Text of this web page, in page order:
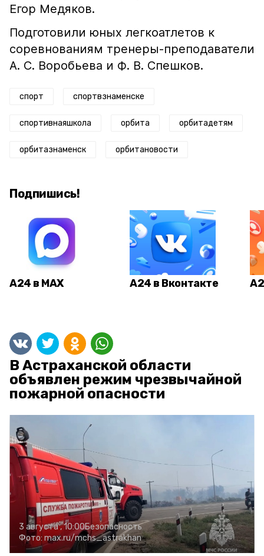
Егор Медяков.
Подготовили юных легкоатлетов к
соревнованиям тренеры-преподаватели
А. С. Воробьева и Ф. В. Спешков.
спорт спортвзнаменске
спортивнаяшкола орбита орбитадетям
орбитазнаменск орбитановости
Подпишись!
А24 в MAX А24 в Вконтакте
В Астраханской области
объявлен режим чрезвычайной
пожарной опасности
3 августа , 10:00Безопасность
Фото: max.ru/mchs_astrakhan